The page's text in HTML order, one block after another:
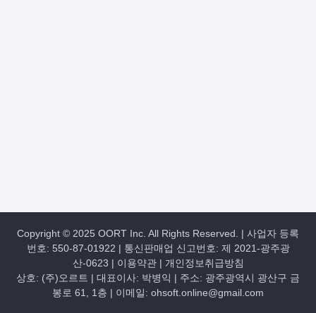
Copyright © 2025 OORT Inc. All Rights Reserved. | 사업자 등록
번호: 550-87-01922 | 통신판매업 신고번호: 제 2021-광주광
산-0623 | 이용약관| 개인정보취급방침
상호: (주)오르트 | 대표이사: 박병익 | 주소: 광주광역시 광산구 금
봉로 61, 1층 | 이메일: ohsoft.online@gmail.com